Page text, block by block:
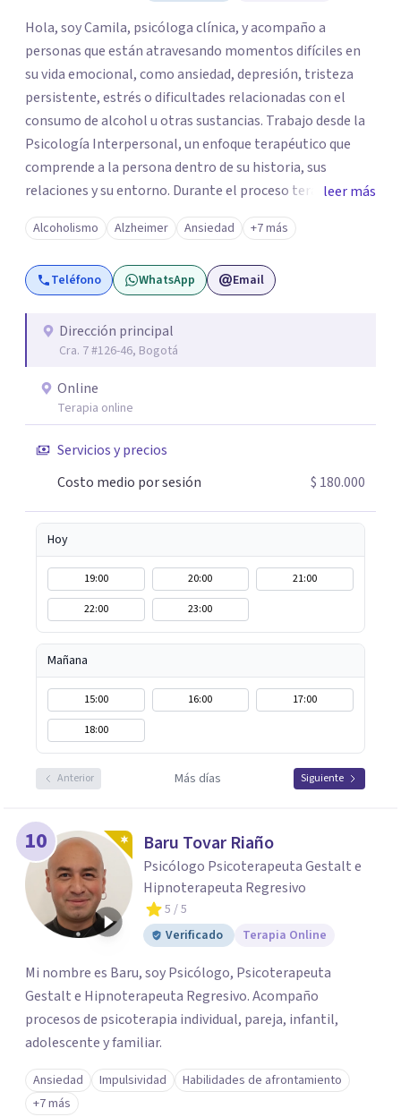
Hola, soy Camila, psicóloga clínica, y acompaño a
personas que están atravesando momentos difíciles en
su vida emocional, como ansiedad, depresión, tristeza
persistente, estrés o dificultades relacionadas con el
consumo de alcohol u otras sustancias. Trabajo desde la
Psicología Interpersonal, un enfoque terapéutico que
comprende a la persona dentro de su historia, sus
relaciones y su entorno. Durante el proceso terapéutico
exploramos cómo tus experiencias pasadas, tus vínculos
y tu contexto actual influyen en tu bienestar emocional,
con el objetivo de generar cambios significativos y
duraderos en tu vida. Mi propósito como psicóloga es
puedas sentirte escuchado(a). En terapia trabajaremos
juntos para identificar tus recursos personales, fortalecer
maneras de afrontar aquello que hoy te genera malestar.
Atiendo presencial en Bogotá y también terapia online,
adaptándome a tus necesidades. Si sientes que es
comprender mejor lo que estás viviendo, estaré
encantada de acompañarte en este camino hacia tu
bienestar emocional.
leer más
Alcoholismo Alzheimer Ansiedad +7 más
Teléfono WhatsApp Email
Dirección principal
Cra. 7 #126-46, Bogotá
Online
Terapia online
Servicios y precios
Costo medio por sesión
$ 180.000
Hoy
19:00 20:00
21:00
22:00
23:00
Mañana
15:00 16:00
17:00
18:00
Anterior Más días Siguiente
10 Baru Tovar Riaño
Psicólogo Psicoterapeuta Gestalt e
Hipnoterapeuta Regresivo
5 / 5
Verificado
Terapia Online
Mi nombre es Baru, soy Psicólogo, Psicoterapeuta
Gestalt e Hipnoterapeuta Regresivo. Acompaño
procesos de psicoterapia individual, pareja, infantil,
adolescente y familiar.
Ansiedad Impulsividad
Habilidades de afrontamiento
+7 más